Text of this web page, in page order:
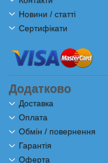
Новини / статті
Сертифікати
Додатково
Доставка
Оплата
Обмін / повернення
Гарантія
Оферта